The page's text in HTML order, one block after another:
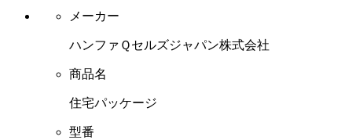
メーカー
ハンファＱセルズジャパン株式会社
商品名
住宅パッケージ
型番